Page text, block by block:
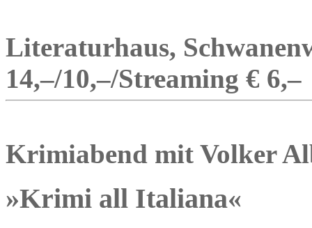
Literaturhaus,
14,–/10,–/Streaming € 6,–
Krimiabend mit Volker
»Krimi all Italiana«